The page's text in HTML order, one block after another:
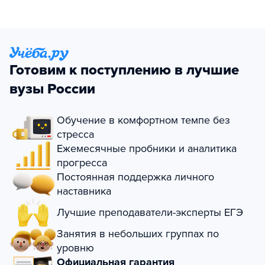
Готовим к поступлению в лучшие
вузы России
Обучение в комфортном темпе без
стресса
Ежемесячные пробники и аналитика
прогресса
Постоянная поддержка личного
наставника
Лучшие преподаватели-эксперты ЕГЭ
Занятия в небольших группах по
уровню
Официальная гарантия